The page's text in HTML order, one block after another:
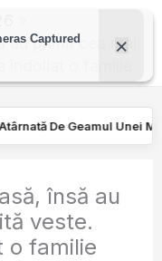
primit cea mai
o familie
Semnalul…
însă au
veste.
o familie